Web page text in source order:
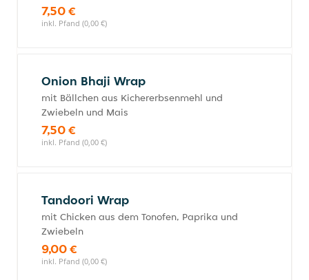
7,50 €
inkl. Pfand (0,00 €)
Onion Bhaji Wrap
mit Bällchen aus Kichererbsenmehl und
Zwiebeln und Mais
7,50 €
inkl. Pfand (0,00 €)
Tandoori Wrap
mit Chicken aus dem Tonofen, Paprika und
Zwiebeln
9,00 €
inkl. Pfand (0,00 €)